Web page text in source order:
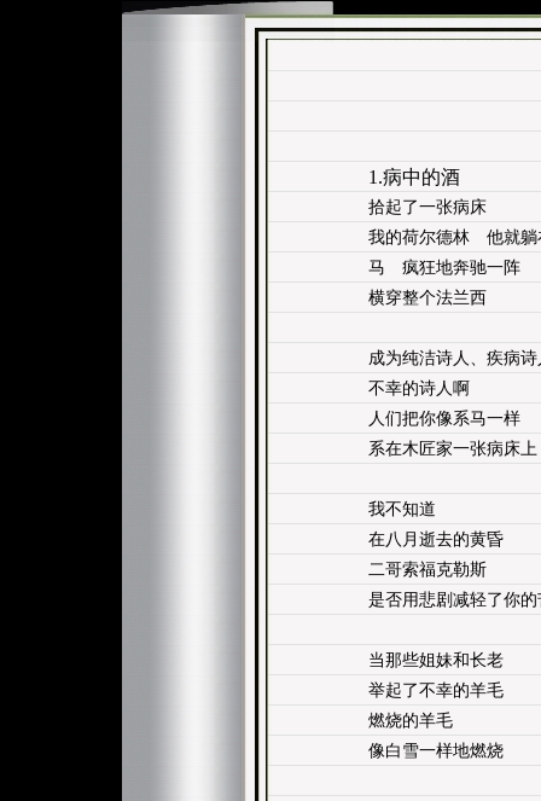
1.病中的酒
拾起了一张病床
我的荷尔德林 他就躺
马 疯狂地奔驰一阵
横穿整个法兰西
成为纯洁诗人、疾病
不幸的诗人啊
人们把你像系马一样
系在木匠家一张病床上
我不知道
在八月逝去的黄昏
二哥索福克勒斯
是否用悲剧减轻了你的
当那些姐妹和长老
举起了不幸的羊毛
燃烧的羊毛
像白雪一样地燃烧